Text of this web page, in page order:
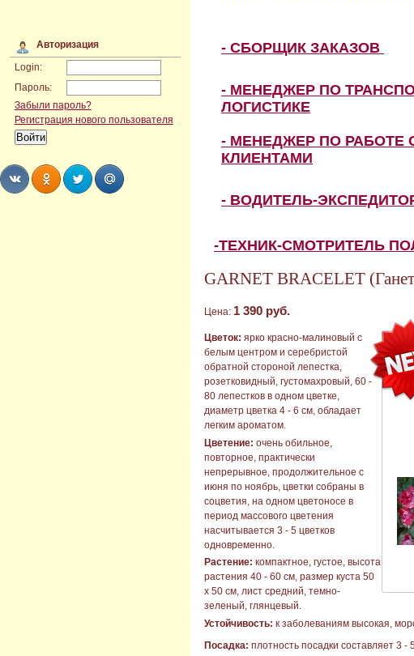
Авторизация
Login:
Пароль:
Забыли пароль?
Регистрация нового пользователя
- СБОРЩИК ЗАКАЗОВ
- МЕНЕДЖЕР ПО
ЛОГИСТИКЕ
- МЕНЕДЖЕР ПО РАБОТЕ
КЛИЕНТАМИ
- ВОДИТЕЛЬ-
-ТЕХНИК-СМОТРИТЕЛЬ
GARNET BRACELET
Цена: 1 390 руб.
Цветок: ярко красно-малиновый с
белым центром и серебристой
обратной стороной лепестка,
розетковидный, густомахровый, 60 -
80 лепестков в одном цветке,
диаметр цветка 4 - 6 см, обладает
легким ароматом.
Цветение: очень обильное,
повторное, практически
непрерывное, продолжительное с
июня по ноябрь, цветки собраны в
соцветия, на одном цветоносе в
период массового цветения
насчитывается 3 - 5 цветков
одновременно.
Растение: компактное, густое, высота
растения 40 - 60 см, размер куста 50
х 50 см, лист средний, темно-
зеленый, глянцевый.
Устойчивость: к заболеваниям высокая,
Посадка: плотность посадки составляет 3 -